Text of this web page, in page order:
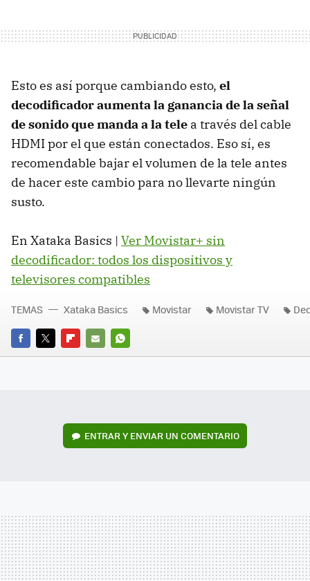
Esto es así porque cambiando esto, el
decodificador aumenta la ganancia de la señal
de sonido que manda a la tele a través del cable
HDMI por el que están conectados. Eso sí, es
recomendable bajar el volumen de la tele antes
de hacer este cambio para no llevarte ningún
susto.
En Xataka Basics | Ver Movistar+ sin
decodificador: todos los dispositivos y
televisores compatibles
FACEBOOK
TWITTERFLIPBOARD
E-
WHATSAPP
TEMAS Xataka Basics Movistar Movistar TV
ENTRAR Y ENVIAR UN COMENTARIO